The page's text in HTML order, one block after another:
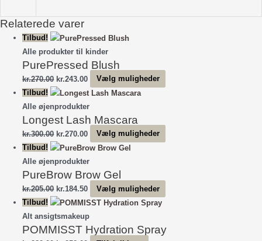
Relaterede varer
Tilbud!
Alle produkter til kinder
PurePressed Blush
kr.270.00 Den
oprindelige
pris
var:
kr.270.00.
kr.243.00Den
aktuelle
pris
er:
kr.243.00.
Vælg muligheder
varesiden
Tilbud!
Alle øjenprodukter
Longest Lash Mascara
kr.300.00 Den
oprindelige
pris
var:
kr.300.00.
kr.270.00Den
aktuelle
pris
er:
kr.270.00.
Vælg muligheder
vælges
Tilbud!
Alle øjenprodukter
PureBrow Brow Gel
kr.205.00 Den
oprindelige
pris
var:
kr.184.50Den
aktuelle
pris
er:
Vælg muligheder
flere
Tilbud!
Alt ansigtsmakeup
POMMISST Hydration Spray